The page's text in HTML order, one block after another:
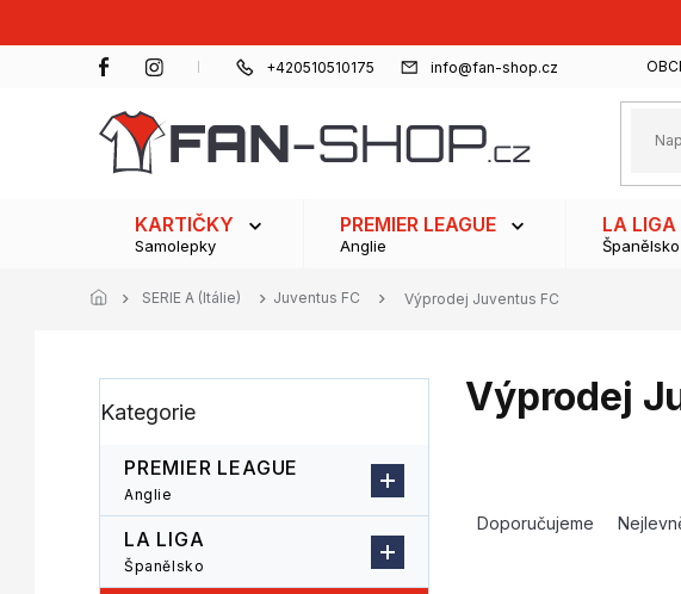
+420510510175 info@fan-shop.cz
KARTIČKY
Samolepky
PREMIER LEAGUE
Anglie
LA LIGA
Španělsko
SERIE A (Itálie) Juventus FC Výprodej Juventus FC
o
a
kategorie
Kategorie
PREMIER LEAGUE
Anglie
LA LIGA
Španělsko
Výprodej
Doporučujeme